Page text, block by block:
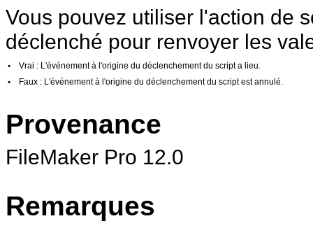
Vous pouvez utiliser l'action de
déclenché pour renvoyer les
• Vrai : L'événement à l'origine du déclenchement du script a lieu.
•
Faux : L'événement à l'origine du déclenchement du script est annulé.
Provenance
FileMaker Pro 12.0
Remarques